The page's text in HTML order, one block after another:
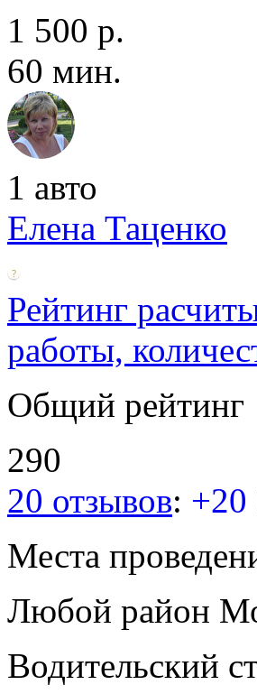
1 500 р.
60 мин.
1 авто
Елена Таценко
Рейтинг
работы,
Общий рейтинг
290
20 отзывов: +20
Места
Любой район
Водительский